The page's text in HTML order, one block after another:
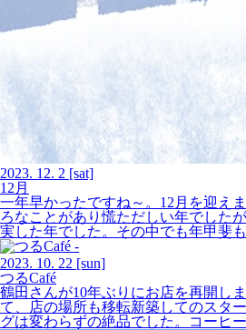
2023. 12. 2 [sat]
12月
一年早かったですね～。12月を迎え
ろなことがあり慌ただしい年でした
実した年でした。その中でも年甲斐
2023. 10. 22 [sun]
つるCafé
鶴田さんが10年ぶりにお店を再開し
て、店の場所も移転新築してのスタ
グは変わらずの絶品でした。コーヒ